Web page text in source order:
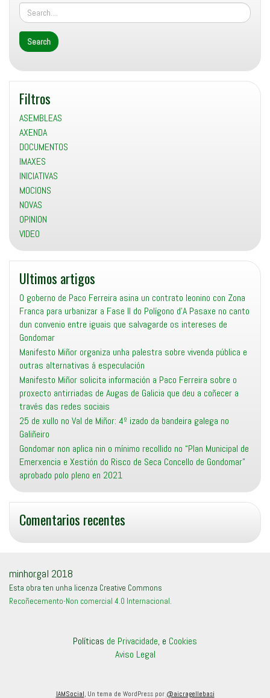
Filtros
ASEMBLEAS
AXENDA
DOCUMENTOS
IMAXES
INICIATIVAS
MOCIONS
NOVAS
OPINION
VIDEO
Ultimos artigos
O goberno de Paco Ferreira asina un contrato leonino con Zona
Franca para urbanizar a Fase II do Polígono d’A Pasaxe no canto
dun convenio entre iguais que salvagarde os intereses de
Gondomar
Manifesto Miñor organiza unha palestra sobre vivenda pública e
outras alternativas á especulación
Manifesto Miñor solicita información a Paco Ferreira sobre o
proxecto antirriadas de Augas de Galicia que deu a coñecer a
través das redes sociais
25 de xullo no Val de Miñor: 4º izado da bandeira galega no
Galiñeiro
Gondomar non aplica nin o mínimo recollido no “Plan Municipal de
Emerxencia e Xestión do Risco de Seca Concello de Gondomar”
aprobado polo pleno en 2021
Comentarios recentes
minhor.gal 2018
Esta obra ten unha licenza Creative Commons
Recoñecemento-Non comercial 4.0 Internacional.
Políticas de Privacidade, e Cookies
Aviso Legal
IAMSocial, Un tema de WordPress por @aicragellebasi